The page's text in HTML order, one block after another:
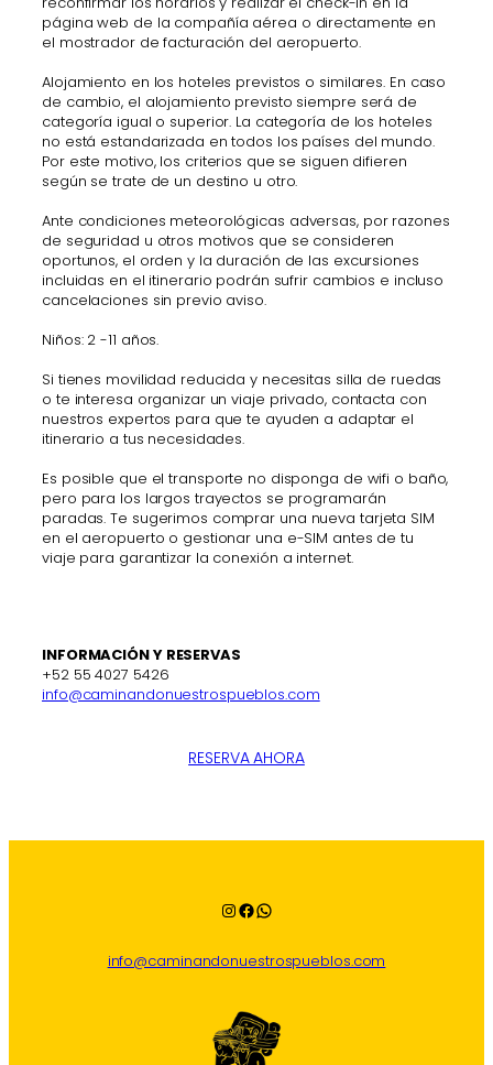
página web de la compañía aérea o directamente en
el mostrador de facturación del aeropuerto.
Alojamiento en los hoteles previstos o similares. En caso
de cambio, el alojamiento previsto siempre será de
categoría igual o superior. La categoría de los hoteles
no está estandarizada en todos los países del mundo.
Por este motivo, los criterios que se siguen difieren
según se trate de un destino u otro.
Ante condiciones meteorológicas adversas, por razones
de seguridad u otros motivos que se consideren
oportunos, el orden y la duración de las excursiones
incluidas en el itinerario podrán sufrir cambios e incluso
cancelaciones sin previo aviso.
Niños: 2 -11 años.
Si tienes movilidad reducida y necesitas silla de ruedas
o te interesa organizar un viaje privado, contacta con
nuestros expertos para que te ayuden a adaptar el
itinerario a tus necesidades.
Es posible que el transporte no disponga de wifi o baño,
pero para los largos trayectos se programarán
paradas. Te sugerimos comprar una nueva tarjeta SIM
en el aeropuerto o gestionar una e-SIM antes de tu
viaje para garantizar la conexión a internet.
INFORMACIÓN Y RESERVAS
+52 55 4027 5426
info@caminandonuestrospueblos.com
RESERVA AHORA
InstagramFacebook WhatsApp
info@caminandonuestrospueblos.com